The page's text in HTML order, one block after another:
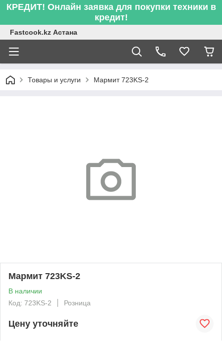
КРЕДИТ! Онлайн заявка для покупки техники в
кредит!
Fastcook.kz Астана
Товары и услуги Мармит 723KS-2
Мармит 723KS-2
В наличии
Код: 723KS-2
Розница
Цену уточняйте